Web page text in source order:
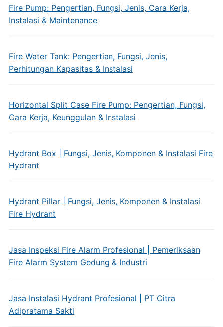
Fire Pump: Pengertian, Fungsi, Jenis, Cara Kerja,
Instalasi & Maintenance
Fire Water Tank: Pengertian, Fungsi, Jenis,
Perhitungan Kapasitas & Instalasi
Horizontal Split Case Fire Pump: Pengertian, Fungsi,
Cara Kerja, Keunggulan & Instalasi
Hydrant Box | Fungsi, Jenis, Komponen & Instalasi Fire
Hydrant
Hydrant Pillar | Fungsi, Jenis, Komponen & Instalasi
Fire Hydrant
Jasa Inspeksi Fire Alarm Profesional | Pemeriksaan
Fire Alarm System Gedung & Industri
Jasa Instalasi Hydrant Profesional | PT Citra
Adipratama Sakti